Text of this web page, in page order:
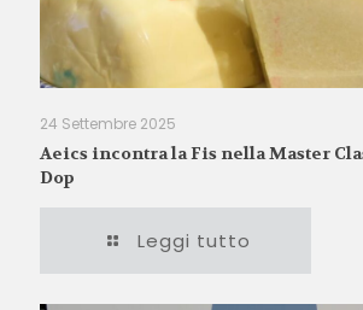
24 Settembre 2025
Aeics incontra la Fis nella Master
Dop
Leggi tutto